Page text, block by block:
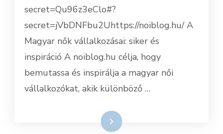
secret=Qu96z3eClo#?
secret=jVbDNFbu2Uhttps://noiblog.hu/ A
Magyar nők vállalkozásai: siker és
inspiráció A noiblog.hu célja, hogy
bemutassa és inspirálja a magyar női
vállalkozókat, akik különböző …
Tovább